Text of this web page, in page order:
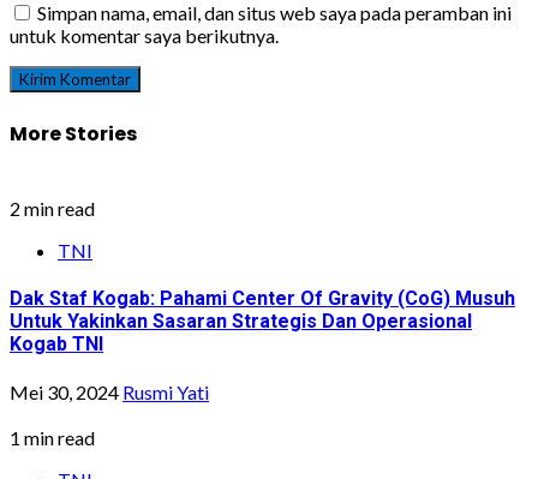
Simpan nama, email, dan situs web saya pada peramban ini
untuk komentar saya berikutnya.
More Stories
2 min read
TNI
Dak Staf Kogab: Pahami Center Of Gravity (CoG) Musuh
Untuk Yakinkan Sasaran Strategis Dan Operasional
Kogab TNI
Mei 30, 2024 Rusmi Yati
1 min read